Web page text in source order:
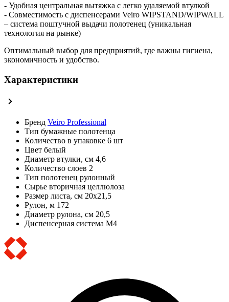
- Удобная центральная вытяжка с легко удаляемой втулкой
- Совместимость с диспенсерами Veiro WIPSTAND/WIPWALL
– система поштучной выдачи полотенец (уникальная
технология на рынке)
Оптимальный выбор для предприятий, где важны гигиена,
экономичность и удобство.
Характеристики
Бренд Veiro Professional
Тип бумажные полотенца
Количество в упаковке 6 шт
Цвет белый
Диаметр втулки, см 4,6
Количество слоев 2
Тип полотенец рулонный
Сырье вторичная целлюлоза
Размер листа, см 20х21,5
Рулон, м 172
Диаметр рулона, см 20,5
Диспенсерная система M4